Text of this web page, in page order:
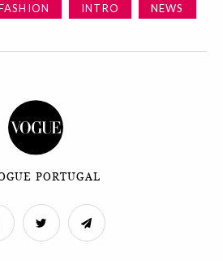
INTRO NEWS
PORTUGAL